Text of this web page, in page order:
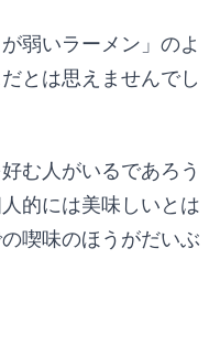
弱いラーメン」のよ
とは思えませんでし
む人がいるであろう
的には美味しいとは
喫味のほうがだいぶ